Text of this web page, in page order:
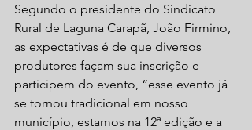
Segundo o presidente do Sindicato
Rural de Laguna Carapã, João Firmino,
as expectativas é de que diversos
produtores façam sua inscrição e
participem do evento, “esse evento já
se tornou tradicional em nosso
município, estamos na 12ª edição e a